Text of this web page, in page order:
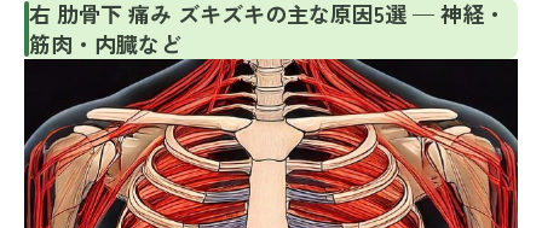
右 肋骨下 痛み ズキズキの主な原因5選 — 神経・
筋肉・内臓など